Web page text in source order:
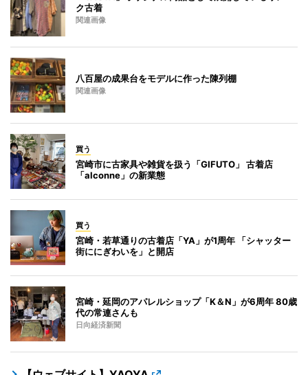
ク古着
関連画像
八百屋の成果台をモデルに作った陳列棚
関連画像
買う
宮崎市に古家具や雑貨を扱う「GIFUTO」 古着店
「alconne」の新業態
買う
宮崎・若草通りの古着店「YA」が1周年 「シャッター
街ににぎわいを」と開店
宮崎・延岡のアパレルショップ「K＆N」が6周年 80歳
代の常連さんも
日向経済新聞